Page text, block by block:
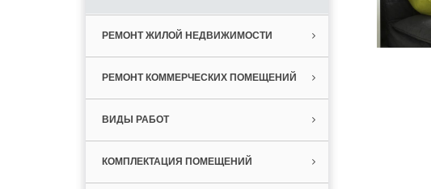
РЕМОНТ ЖИЛОЙ НЕДВИЖИМОСТИ
РЕМОНТ КОММЕРЧЕСКИХ ПОМЕЩЕНИЙ
ВИДЫ РАБОТ
КОМПЛЕКТАЦИЯ ПОМЕЩЕНИЙ